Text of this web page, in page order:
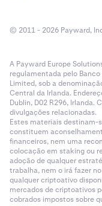
© 2011 - 2026 Payward,
A Payward Europe
regulamentada pelo
Limited, sob a
Central da Irlanda.
Dublin, D02 R296, Irlanda.
divulgações relacionadas.
Estes materiais destinam-
constituem
financeiros, nem uma
colocação em staking ou
adoção de qualquer
trabalha, nem o irá fazer
qualquer criptoativo
mercados de criptoativos
cobrados impostos sobre